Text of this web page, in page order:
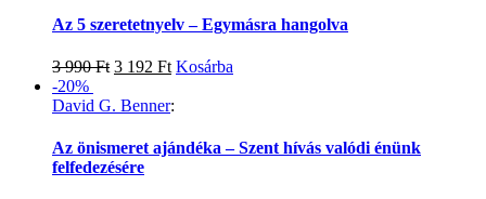
Az 5 szeretetnyelv – Egymásra hangolva
3 990Ft 3 192 Ft Kosárba
-20%
David G. Benner:
Az önismeret ajándéka – Szent hívás valódi énünk
felfedezésére